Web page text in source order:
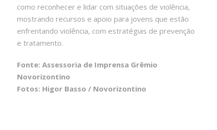
como reconhecer e lidar com situações de violência,
mostrando recursos e apoio para jovens que estão
enfrentando violência, com estratégias de prevenção
e tratamento.
Fonte: Assessoria de Imprensa Grêmio
Novorizontino
Fotos: Higor Basso / Novorizontino